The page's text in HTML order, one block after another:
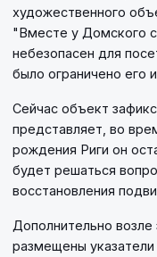
художественного
"Вместе у Домского
небезопасен для
было ограничено его
Сейчас объект
представляет, во
рождения Риги он
будет решаться
восстановления
Дополнительно
размещены